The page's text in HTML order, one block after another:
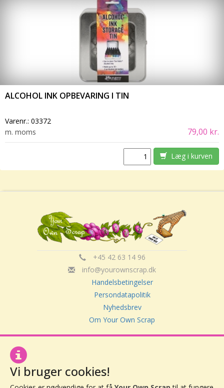
ALCOHOL INK OPBEVARING I TIN
Varenr.: 03372
m. moms
79,00 kr.
Læg i kurven
+45 42 63 14 96
info@yourownscrap.dk
Handelsbetingelser
Persondatapolitik
Nyhedsbrev
Om Your Own Scrap
CVR: 30416082
Vor Frue Hovedgade 20
Vi bruger cookies!